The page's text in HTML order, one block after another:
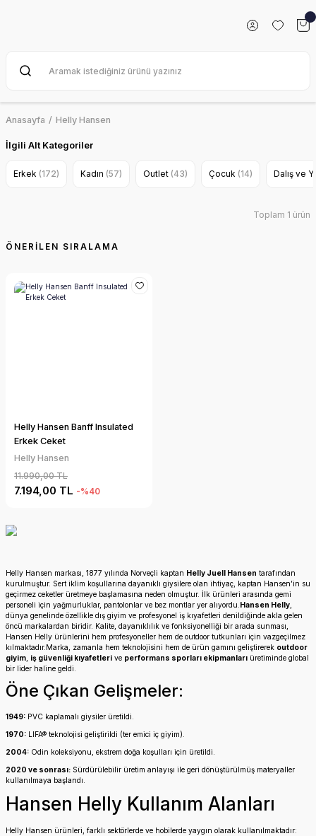
Anasayfa Helly Hansen
İlgili Alt Kategoriler
Erkek (172) Kadın (57) Outlet (43) Çocuk (14) Dalış ve
Toplam 1 ürün
Helly Hansen Banff Insulated
Erkek Ceket
Helly Hansen
11.990,00 TL
7.194,00 TL -%40
Helly Hansen markası, 1877 yılında Norveçli kaptan Helly Juell Hansen tarafından
kurulmuştur. Sert iklim koşullarına dayanıklı giysilere olan ihtiyaç, kaptan Hansen’in su
geçirmez ceketler üretmeye başlamasına neden olmuştur. İlk ürünleri arasında gemi
personeli için yağmurluklar, pantolonlar ve bez montlar yer alıyordu. Hansen Helly
dünya genelinde özellikle dış giyim ve profesyonel iş kıyafetleri denildiğinde akla gelen
öncü markalardan biridir. Kalite, dayanıklılık ve fonksiyonelliği bir arada sunması,
Hansen Helly ürünlerini hem profesyoneller hem de outdoor tutkunları için vazgeçilmez
kılmaktadır.Marka, zamanla hem teknolojisini hem de ürün gamını geliştirerek outdoor
giyim iş güvenliği kıyafetleri ve performans sporları ekipmanları üretiminde global
bir lider haline geldi.
Öne Çıkan Gelişmeler:
1949: PVC kaplamalı giysiler üretildi.
1970: LIFA® teknolojisi geliştirildi (ter emici iç giyim).
2004: Odin koleksiyonu, ekstrem doğa koşulları için üretildi.
2020 ve sonrası: Sürdürülebilir üretim anlayışı ile geri dönüştürülmüş materyaller
kullanılmaya başlandı.
Hansen Helly Kullanım Alanları
Helly Hansen ürünleri, farklı sektörlerde ve hobilerde yaygın olarak kullanılmaktadır: